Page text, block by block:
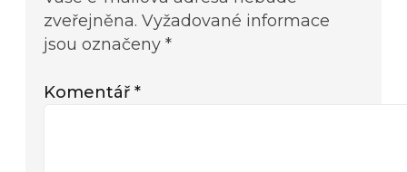
zveřejněna. Vyžadované informace
jsou označeny *
Komentář *